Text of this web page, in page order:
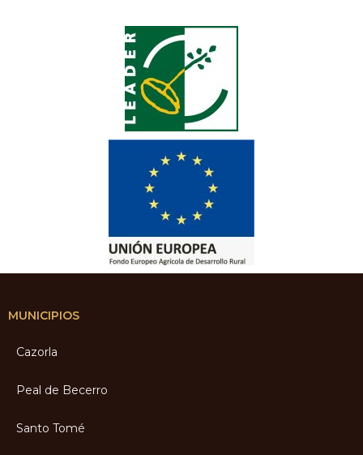
MUNICIPIOS
Cazorla
Peal de Becerro
Santo Tomé